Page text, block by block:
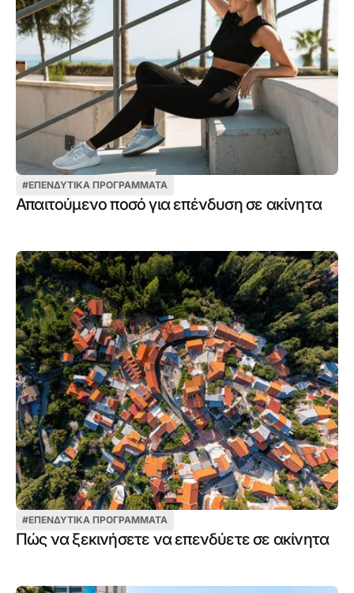
#ΕΠΕΝΔΥΤΙΚΆ ΠΡΟΓΡΆΜΜΑΤΑ
Απαιτούμενο ποσό για επένδυση σε ακίνητα
#ΕΠΕΝΔΥΤΙΚΆ ΠΡΟΓΡΆΜΜΑΤΑ
Πώς να ξεκινήσετε να επενδύετε σε ακίνητα